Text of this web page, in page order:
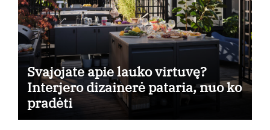
Svajojate apie lauko virtuvę?
Interjero dizainerė pataria, nuo ko
pradėti